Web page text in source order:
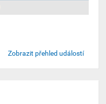
Zobrazit přehled událostí